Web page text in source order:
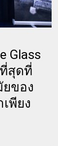
Glass
สุดที่
ของ
พียง